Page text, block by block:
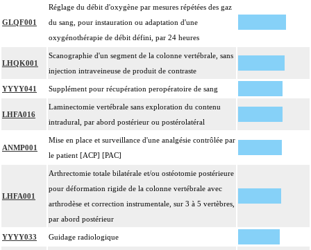
GLQF001
Réglage du débit d'oxygène par mesures répétées des gaz
du sang, pour instauration ou adaptation d'une
oxygénothérapie de débit défini, par 24 heures
LHQK001
Scanographie d'un segment de la colonne vertébrale, sans
injection intraveineuse de produit de contraste
YYYY041 Supplément pour récupération peropératoire de sang
LHFA016
Laminectomie vertébrale sans exploration du contenu
intradural, par abord postérieur ou postérolatéral
ANMP001
Mise en place et surveillance d'une analgésie contrôlée par
le patient [ACP] [PAC]
LHFA001
Arthrectomie totale bilatérale et/ou ostéotomie postérieure
pour déformation rigide de la colonne vertébrale avec
arthrodèse et correction instrumentale, sur 3 à 5 vertèbres,
par abord postérieur
YYYY033 Guidage radiologique